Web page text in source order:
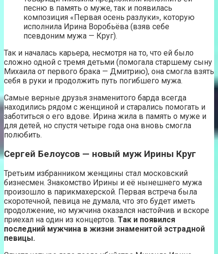
песню в память о муже, так и появилась
композиция «Первая осень разлуки», которую
исполнила Ирина Воробьёва (взяв себе
псевдоним мужа — Круг).
Так и началась карьера, несмотря на то, что ей было
сложно одной с тремя детьми (помогала старшему сыну
Михаила от первого брака — Дмитрию), она смогла взять
себя в руки и продолжить путь погибшего мужа.
Самые верные друзья знаменитого барда всегда
находились рядом с женщиной и старались помогать и
заботиться о его вдове. Ирина жила в память о муже и
для детей, но спустя четыре года она вновь смогла
полюбить.
Сергей Белоусов — новый муж Ирины Круг
Третьим избранником женщины стал московский
бизнесмен. Знакомство Ирины и её нынешнего мужа
произошло в парикмахерской. Первая встреча была
скоротечной, певица не думала, что это будет иметь
продолжение, но мужчина оказался настойчив и вскоре
приехал на один из концертов. Так и появился
последний мужчина в жизни знаменитой эстрадной
певицы.